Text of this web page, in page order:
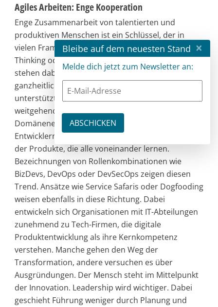
Agiles Arbeiten: Enge Kooperation
Enge Zusammenarbeit von talentierten und
produktiven Menschen ist ein Schlüssel, der in
vielen Frameworks, beispielsweise Scrum, Design
Thinking oder DevOps, betont wird. Im Zentrum
stehen dabei cross-funktionale Teams, die sich
ganzheitlich um einen Wertstrom kümmern,
unterstützt von Plattformen, die von den Teams
weitgehend selbst betrieben werden können.
Domänenexperten arbeiten eng zusammen mit
Entwicklern, UX-Designern, Ops und Anwendern
der Produkte, die alle voneinander lernen.
Bezeichnungen von Rollenkombinationen wie
BizDevs, DevOps oder DevSecOps zeigen diesen
Trend. Ansätze wie Service Safaris oder Dogfooding
weisen ebenfalls in diese Richtung. Dabei
entwickeln sich Organisationen mit IT-Abteilungen
zunehmend zu Tech-Firmen, die digitale
Produktentwicklung als ihre Kernkompetenz
verstehen. Manche gehen den Weg der
Transformation, andere versuchen es über
Ausgründungen. Der Mensch steht im Mittelpunkt
der Innovation. Leadership wird wichtiger. Dabei
geschieht Führung weniger durch Planung und
Bleibe auf dem neuesten Stand ×
Melde dich jetzt zum Newsletter an: